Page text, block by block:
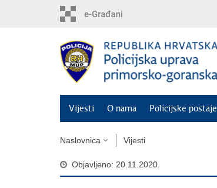
Vijesti O nama Policijske postaje
Naslovnica Vijesti
Objavljeno: 20.11.2020.